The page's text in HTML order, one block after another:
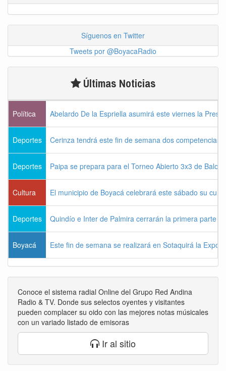
Síguenos en Twitter
Tweets por @BoyacaRadio
Últimas Noticias
Política Abelardo De la Espriella asumirá este viernes la
Deportes Cerinza tendrá este fin de semana dos competencias
Deportes Paipa se prepara para el Torneo Abierto 3x3 de
Cultura El municipio de Boyacá celebrará este sábado su
Deportes Quindío e Inter de Palmira cerrarán la primera parte
Boyacá Este fin de semana se realizará en Sotaquirá la
Conoce el sistema radial Online del Grupo Red Andina
Radio & TV. Donde sus selectos oyentes y visitantes
pueden complacer su oido con las mejores notas músicales
con un variado listado de emisoras
Ir al sitio